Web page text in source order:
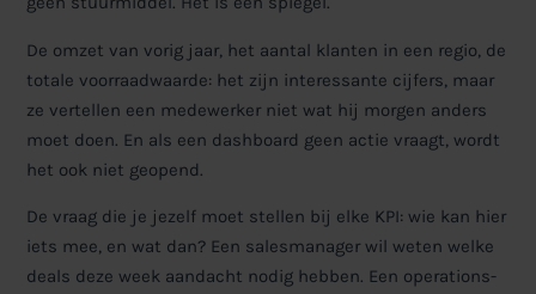
De omzet van vorig jaar, het aantal klanten in een regio, de
totale voorraadwaarde: het zijn interessante cijfers, maar
ze vertellen een medewerker niet wat hij morgen anders
moet doen. En als een dashboard geen actie vraagt, wordt
het ook niet geopend.
De vraag die je jezelf moet stellen bij elke KPI: wie kan hier
iets mee, en wat dan? Een salesmanager wil weten welke
deals deze week aandacht nodig hebben. Een operations-